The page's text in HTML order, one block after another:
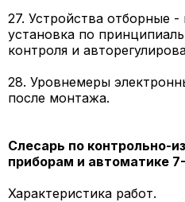
27. Устройства отборные
установка по
контроля и
28. Уровнемеры
после монтажа.
Слесарь по контрольно-
приборам и автоматике
Характеристика работ.